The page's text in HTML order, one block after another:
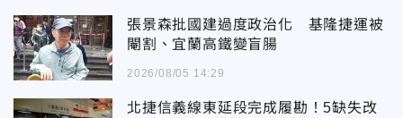
張景森批國建過度政治化 基隆捷運被
閹割、宜蘭高鐵變盲腸
2026/08/05 14:29
北捷信義線東延段完成履勘！5缺失改